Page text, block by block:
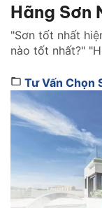
Hãng Sơn
"Sơn tốt nhất
nào tốt nhất?"
quan tâm. Cùng
khuyên hữu ích
nhất hiện […]
Tư Vấn Chọn